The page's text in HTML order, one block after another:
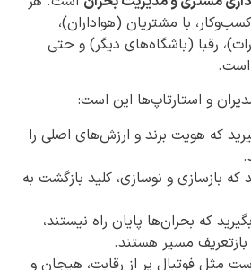
با مشتریان (هواداران)،
رقبا (باشگاه‌های دیگر) و حتی
است.
و استارتاپ‌ها این است:
که هویت برند و ارزش‌های اصلی را
که بازسازی و نوسازی، کلید بازگشت به
که بحران‌ها پایان راه نیستند،
بازتعریف مسیر هستند.
مثل فوتبال پر از رقابت، هیجان و